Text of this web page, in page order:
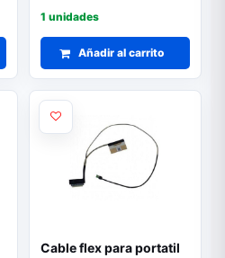
1 unidades
Añadir al carrito
Cable flex para portatil